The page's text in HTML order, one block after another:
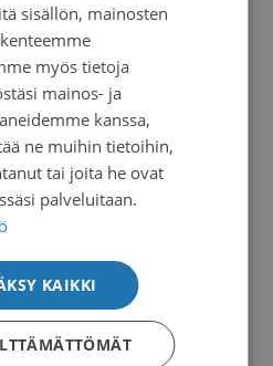
päivittyy
SWEDISH
sisällön, mainosten
myös tietoja
mainos- ja
kanssa,
ne muihin tietoihin,
tai joita he ovat
palveluitaan.
KAIKKI